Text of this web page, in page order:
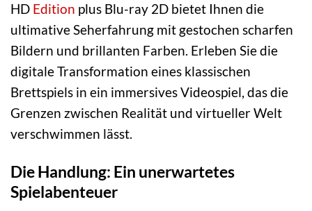
HD Edition plus Blu-ray 2D bietet Ihnen die
ultimative Seherfahrung mit gestochen scharfen
Bildern und brillanten Farben. Erleben Sie die
digitale Transformation eines klassischen
Brettspiels in ein immersives Videospiel, das die
Grenzen zwischen Realität und virtueller Welt
verschwimmen lässt.
Die Handlung: Ein unerwartetes
Spielabenteuer